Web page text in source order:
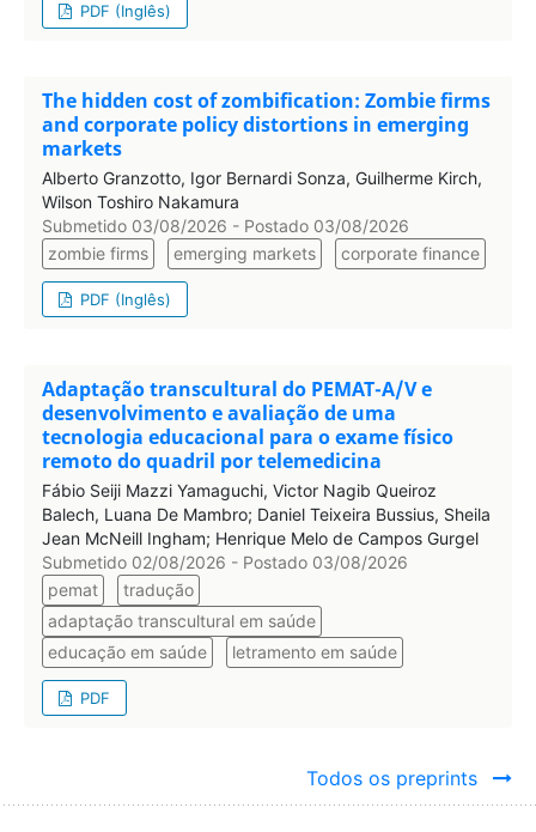
PDF (Inglês)
The hidden cost of zombification: Zombie firms
and corporate policy distortions in emerging
markets
Alberto Granzotto, Igor Bernardi Sonza, Guilherme Kirch,
Wilson Toshiro Nakamura
Submetido 03/08/2026 - Postado 03/08/2026
zombie firms
emerging markets corporate finance
PDF (Inglês)
Adaptação transcultural do PEMAT-A/V e
desenvolvimento e avaliação de uma
tecnologia educacional para o exame físico
remoto do quadril por telemedicina
Fábio Seiji Mazzi Yamaguchi, Victor Nagib Queiroz
Balech, Luana De Mambro; Daniel Teixeira Bussius, Sheila
Jean McNeill Ingham; Henrique Melo de Campos Gurgel
Submetido 02/08/2026 - Postado 03/08/2026
pemat
tradução
adaptação transcultural em saúde
educação em saúde
letramento em saúde
PDF
Todos os preprints